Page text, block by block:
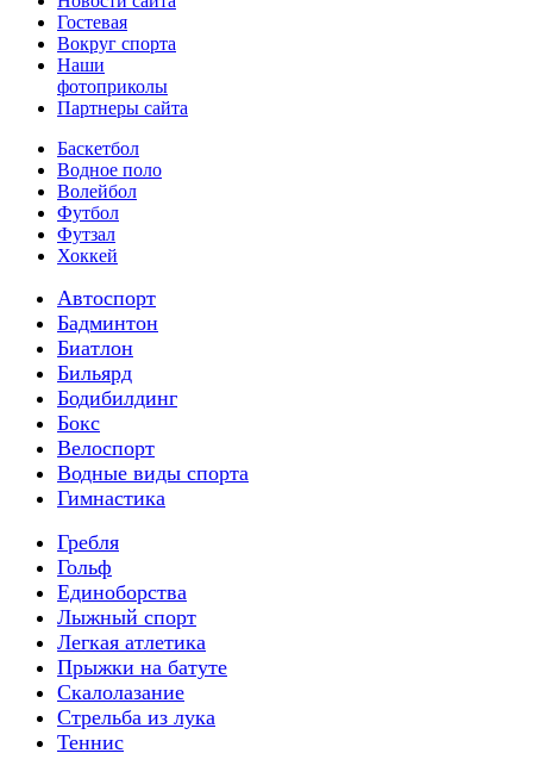
Гостевая
Вокруг спорта
Наши
фотоприколы
Партнеры сайта
Баскетбол
Водное поло
Волейбол
Футбол
Футзал
Хоккей
Автоспорт
Бадминтон
Биатлон
Бильярд
Бодибилдинг
Бокс
Велоспорт
Водные виды спорта
Гимнастика
Гребля
Гольф
Единоборства
Лыжный спорт
Легкая атлетика
Прыжки на батуте
Скалолазание
Стрельба из лука
Теннис